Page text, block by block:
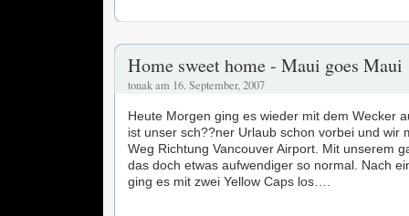
Home sweet home - Maui goes Maui
tonak am 16. September, 2007
Heute Morgen ging es wieder mit dem Wecker
ist unser sch??ner Urlaub schon vorbei und wir
Weg Richtung Vancouver Airport. Mit unserem
das doch etwas aufwendiger so normal. Nach
ging es mit zwei Yellow Caps los….